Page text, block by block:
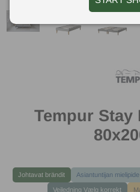
Tempur Stay
Johtavat brändit Asiantuntijan mielipide
Vejledning Vælg korrekt